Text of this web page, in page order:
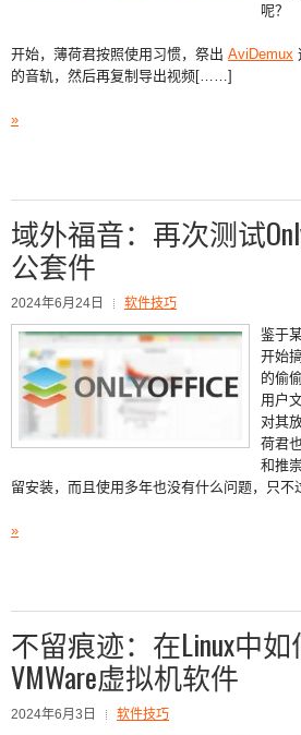
呢？
开始，薄荷君按照使用习惯，祭出 AviDemux
的音轨，然后再复制导出视频[……]
»
域外福音：再次测试
公套件
2024年6月24日 软件技巧
鉴于
开始
的偷
用户
对其
荷君
和推
留安装，而且使用多年也没有什么问题，只
»
不留痕迹：在Linux中
VMWare虚拟机软件
2024年6月3日 软件技巧